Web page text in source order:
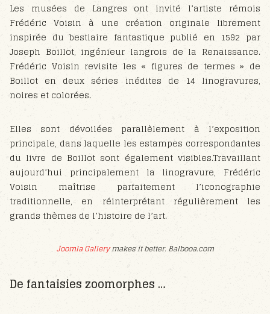
Les musées de Langres ont invité l’artiste rémois
Frédéric Voisin à une création originale librement
inspirée du bestiaire fantastique publié en 1592 par
Joseph Boillot, ingénieur langrois de la Renaissance.
Frédéric Voisin revisite les « figures de termes » de
Boillot en deux séries inédites de 14 linogravures,
noires et colorées.
Elles sont dévoilées parallèlement à l’exposition
principale, dans laquelle les estampes correspondantes
du livre de Boillot sont également visibles.Travaillant
aujourd’hui principalement la linogravure, Frédéric
Voisin maîtrise parfaitement l’iconographie
traditionnelle, en réinterprétant régulièrement les
grands thèmes de l’histoire de l’art.
Joomla Gallerymakes it better. Balbooa.com
De fantaisies zoomorphes …